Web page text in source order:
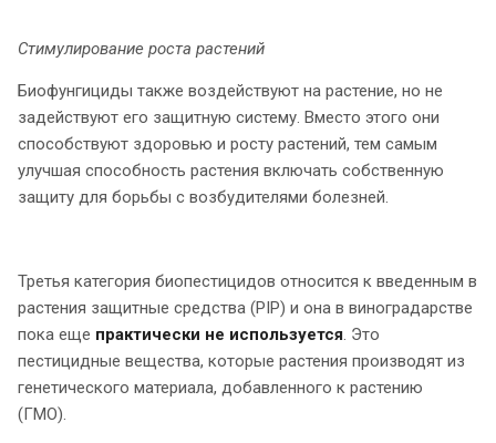
Стимулирование роста растений
Биофунгициды также воздействуют на растение, но не
задействуют его защитную систему. Вместо этого они
способствуют здоровью и росту растений, тем самым
улучшая способность растения включать собственную
защиту для борьбы с возбудителями болезней.
Третья категория биопестицидов относится к введенным в
растения защитные средства (PIP) и она в виноградарстве
пока еще практически не используется. Это
пестицидные вещества, которые растения производят из
генетического материала, добавленного к растению
(ГМО).